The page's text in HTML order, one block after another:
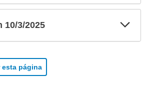
10/3/2025
esta página